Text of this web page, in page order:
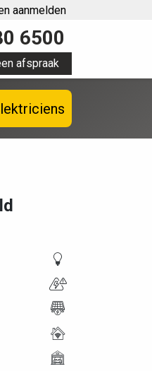
aanmelden
6500
afspraak
elektriciens